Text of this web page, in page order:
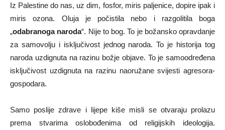
Iz Palestine do nas, uz dim, fosfor, miris paljenice, dopire ipak i
miris ozona. Oluja je počistila nebo i razgolitila boga
„odabranoga naroda“. Nije to bog. To je božansko opravdanje
za samovolju i isključivost jednog naroda. To je historija tog
naroda uzdignuta na razinu božje objave. To je samoodređena
isključivost uzdignuta na razinu naoružane svijesti agresora-
gospodara.
Samo poslije zdrave i lijepe kiše misli se otvaraju prolazu
prema stvarima oslobođenima od religijskih ideologija.